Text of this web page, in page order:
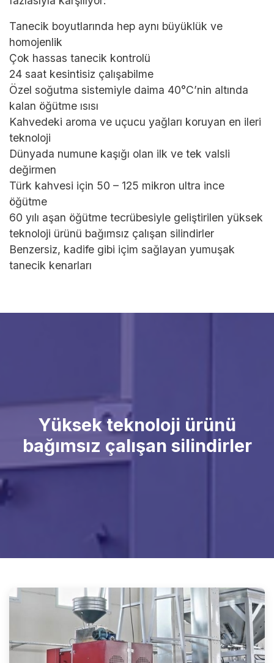
Tanecik boyutlarında hep aynı büyüklük ve
homojenlik
Çok hassas tanecik kontrolü
24 saat kesintisiz çalışabilme
Özel soğutma sistemiyle daima 40°C’nin altında
kalan öğütme ısısı
Kahvedeki aroma ve uçucu yağları koruyan en ileri
teknoloji
Dünyada numune kaşığı olan ilk ve tek valsli
değirmen
Türk kahvesi için 50 – 125 mikron ultra ince
öğütme
60 yılı aşan öğütme tecrübesiyle geliştirilen yüksek
teknoloji ürünü bağımsız çalışan silindirler
Benzersiz, kadife gibi içim sağlayan yumuşak
tanecik kenarları
Yüksek teknoloji ürünü
bağımsız çalışan silindirler